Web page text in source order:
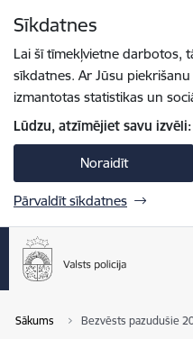
Sīkdatnes
Lai šī tīmekļvietne darbotos,
sīkdatnes. Ar Jūsu
izmantotas statistikas un
Lūdzu, atzīmējiet savu izvēli:
Noraidīt
Pārvaldīt sīkdatnes
Sākums Bezvēsts pazudušie